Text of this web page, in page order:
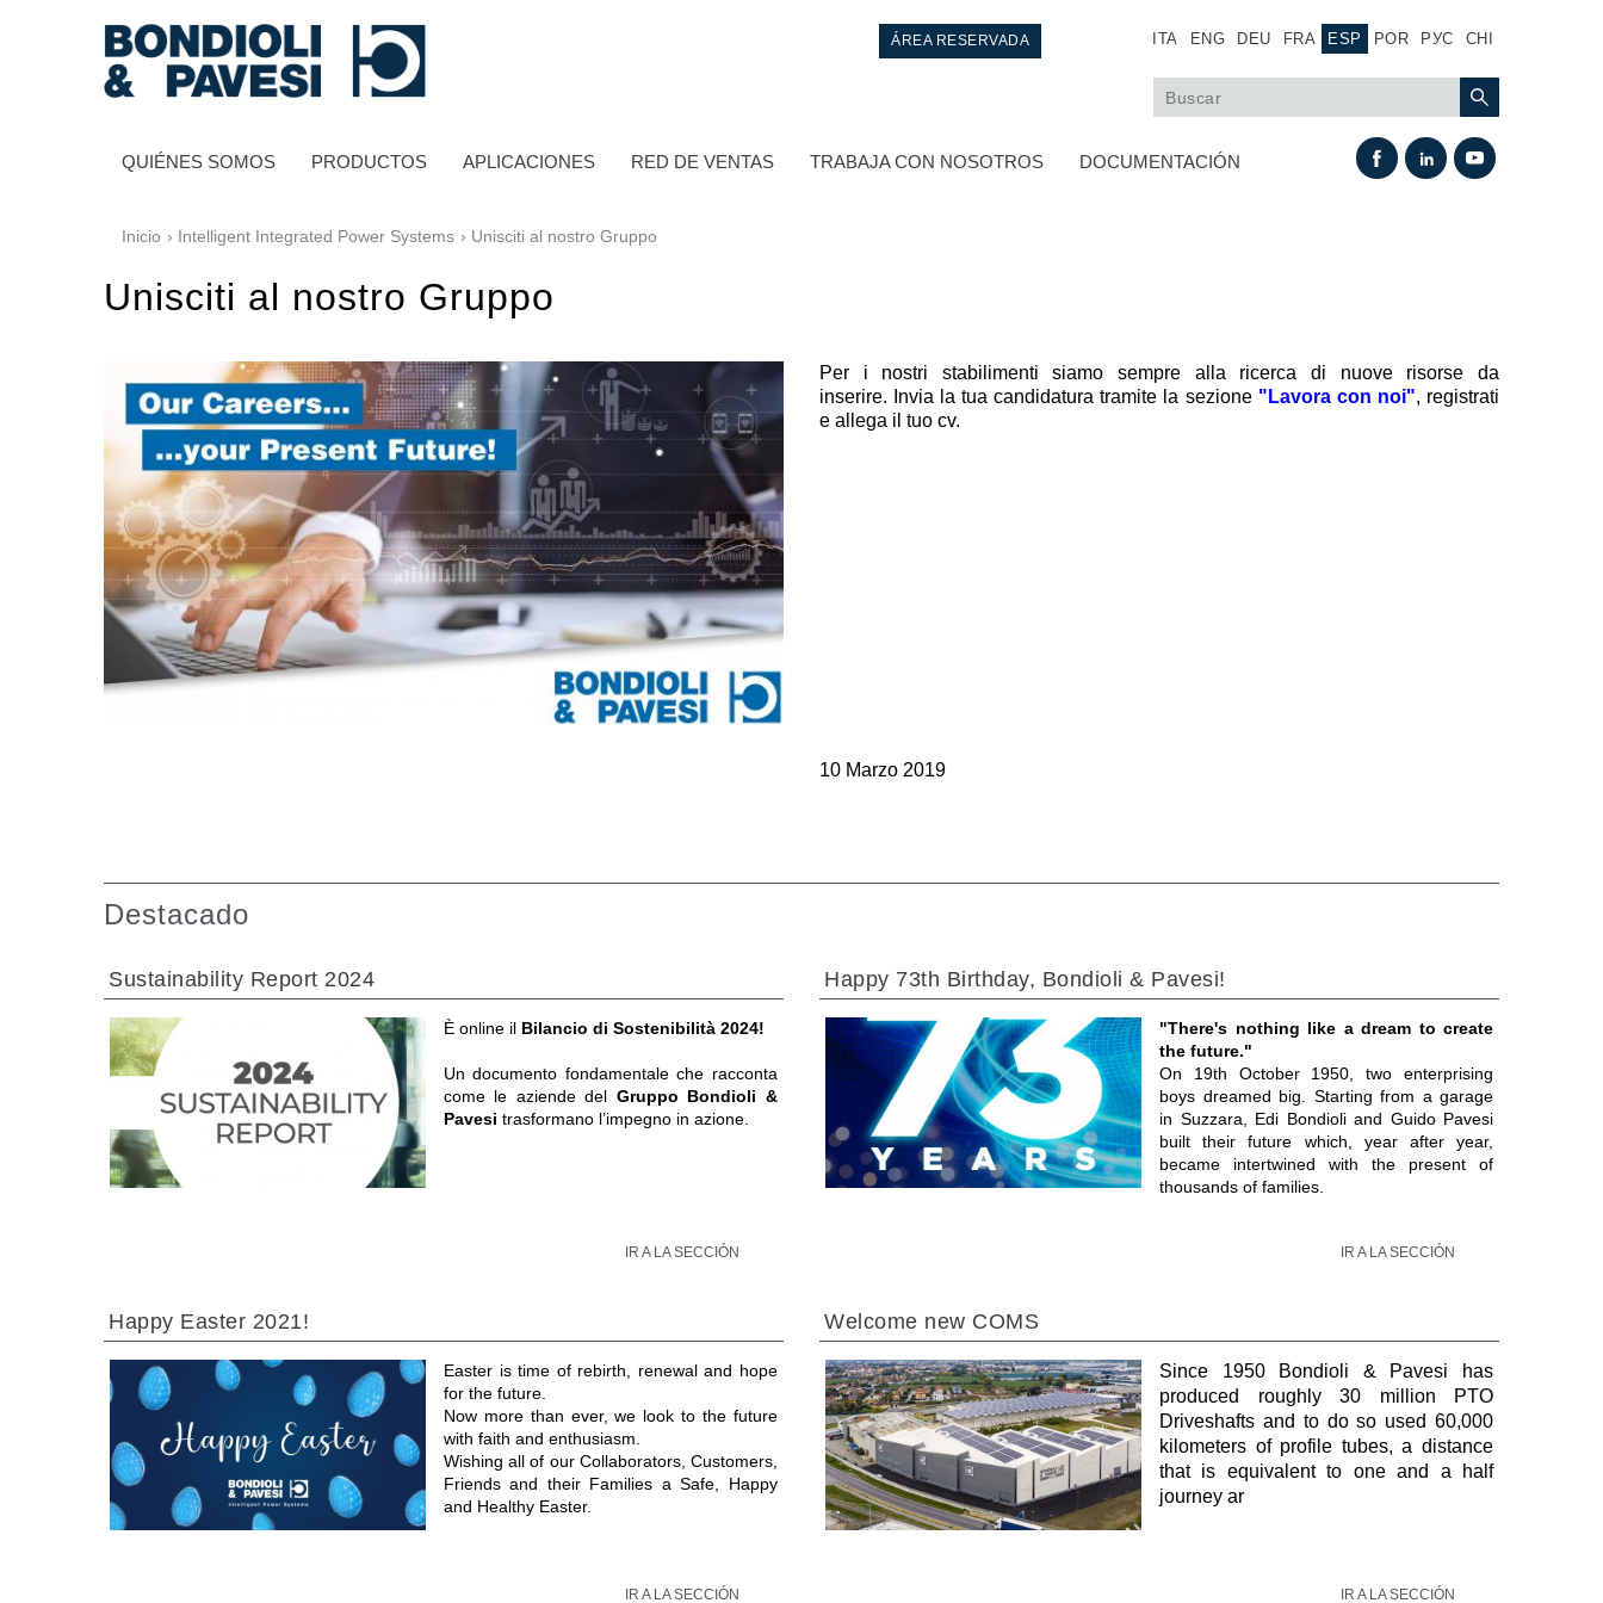
ITA ENG DEU FRA ESP POR РУС CHI
ÁREA RESERVADA
QUIÉNES SOMOS PRODUCTOS APLICACIONES RED DE VENTAS TRABAJA CON NOSOTROS DOCUMENTACIÓN
Transmisión de potencia
Transmisiones a cardan
Cajas de engranajes estándares
Cajas de engranajes fabricados para Bondioli & Pavesi
Cajas de engranajes de ejes paralelos
Cajas de engranajes especiales
Cajas Pump Drive
Embragues multidisco control hidráulico
Bombas y motores de engranajes
Control
Bloques hidráulicos integrados
Valvulas de control direccional
Valvulas de cartucho
Valvulas en linea
Servomandos
Componentes electrónicos para sistemas de control
Inicio › Intelligent Integrated Power Systems › Unisciti al nostro Gruppo
Unisciti al nostro Gruppo
Per i nostri stabilimenti siamo sempre alla ricerca di nuove risorse da
inserire. Invia la tua candidatura tramite la sezione "Lavora con noi", registrati
e allega il tuo cv.
10 Marzo 2019
Destacado
Sustainability Report 2024
È online il Bilancio di Sostenibilità 2024!
Un documento fondamentale che racconta
come le aziende del Gruppo Bondioli &
Pavesi trasformano l’impegno in azione.
IR A LA SECCIÓN
Happy 73th Birthday, Bondioli & Pavesi!
"There's nothing like a dream to create
the future."
On 19th October 1950, two enterprising
boys dreamed big. Starting from a garage
in Suzzara, Edi Bondioli and Guido Pavesi
built their future which, year after year,
became intertwined with the present of
thousands of families.
IR A LA SECCIÓN
Happy Easter 2021!
Easter is time of rebirth, renewal and hope
for the future.
Now more than ever, we look to the future
with faith and enthusiasm.
Wishing all of our Collaborators, Customers,
Friends and their Families a Safe, Happy
and Healthy Easter.
IR A LA SECCIÓN
Welcome new COMS
Since 1950 Bondioli & Pavesi has
produced roughly 30 million PTO
Driveshafts and to do so used 60,000
kilometers of profile tubes, a distance
that is equivalent to one and a half
journey ar
IR A LA SECCIÓN